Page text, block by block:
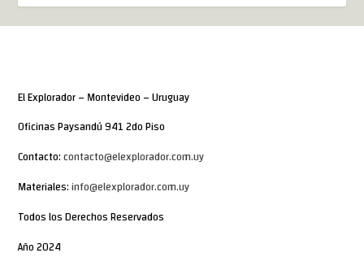
El Explorador – Montevideo – Uruguay
Oficinas Paysandú 941 2do Piso
Contacto:contacto@elexplorador.com.uy
Materiales:info@elexplorador.com.uy
Todos los Derechos Reservados
Año 2024